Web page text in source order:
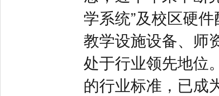
学系统”及校区硬
教学设施设备、师
处于行业领先地位
的行业标准，已成